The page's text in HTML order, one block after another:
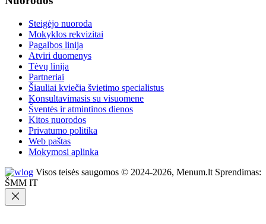
Steigėjo nuoroda
Mokyklos rekvizitai
Pagalbos linija
Atviri duomenys
Tėvų linija
Partneriai
Šiauliai kviečia švietimo specialistus
Konsultavimasis su visuomene
Šventės ir atmintinos dienos
Kitos nuorodos
Privatumo politika
Web paštas
Mokymosi aplinka
Visos teisės saugomos © 2024-2026, Menum.lt Sprendimas:
ŠMM IT